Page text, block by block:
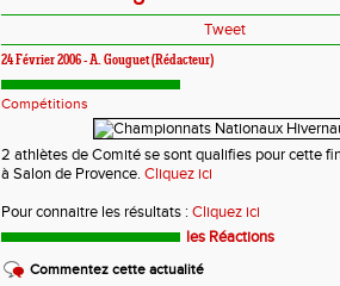
Tweet
24 Février 2006 - A. Gouguet (Rédacteur)
Compétitions
2 athlètes de Comité se sont qualifies pour cette
à Salon de Provence. Cliquez ici
Pour connaitre les résultats : Cliquez ici
les Réactions
Commentez cette actualité